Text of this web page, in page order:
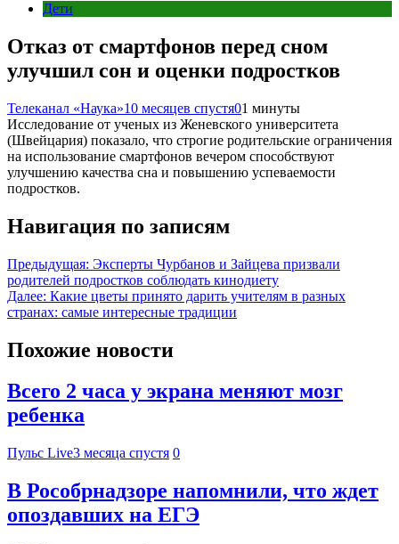
Дети
Отказ от смартфонов перед сном
улучшил сон и оценки подростков
Телеканал «Наука»10 месяцев спустя01 минуты
Исследование от ученых из Женевского университета
(Швейцария) показало, что строгие родительские ограничения
на использование смартфонов вечером способствуют
улучшению качества сна и повышению успеваемости
подростков.
Навигация по записям
Предыдущая: Эксперты Чурбанов и Зайцева призвали
родителей подростков соблюдать кинодиету
Далее: Какие цветы принято дарить учителям в разных
странах: самые интересные традиции
Похожие новости
Всего 2 часа у экрана меняют мозг
ребенка
Пульс Live3 месяца спустя 0
В Рособрнадзоре напомнили, что ждет
опоздавших на ЕГЭ